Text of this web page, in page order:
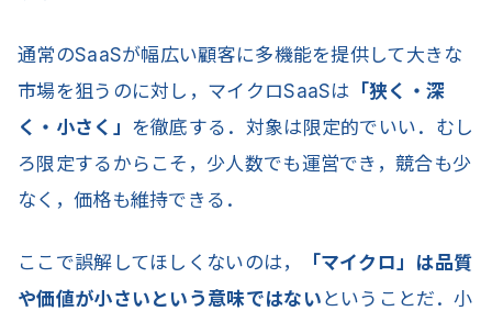
通常のSaaSが幅広い顧客に多機能を提供して大きな
市場を狙うのに対し，マイクロSaaSは 「狭く・深
く・小さく」 を徹底する．対象は限定的でいい．むし
ろ限定するからこそ，少人数でも運営でき，競合も少
なく，価格も維持できる．
ここで誤解してほしくないのは，
「マイクロ」は品質
や価値が小さいという意味ではない ということだ．小